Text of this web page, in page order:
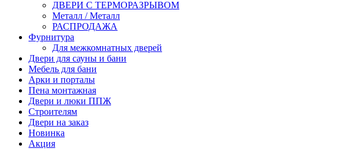
ДВЕРИ С ТЕРМОРАЗРЫВОМ
Металл / Металл
РАСПРОДАЖА
Фурнитура
Для межкомнатных дверей
Двери для сауны и бани
Мебель для бани
Арки и порталы
Пена монтажная
Двери и люки ППЖ
Строителям
Двери на заказ
Новинка
Акция